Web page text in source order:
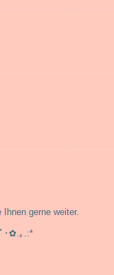
gerne weiter.
･✿.｡.:*